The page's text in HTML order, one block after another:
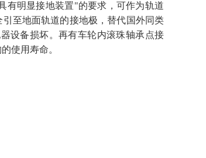
有明显接地装置"的要求，可作为轨道
至地面轨道的接地极，替代国外同类
设备损坏。再有车轮内滚珠轴承点接
使用寿命。